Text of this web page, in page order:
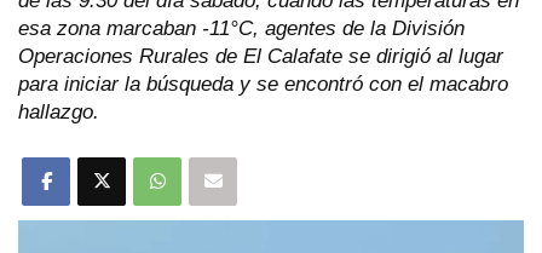
esa zona marcaban -11°C, agentes de la División
Operaciones Rurales de El Calafate se dirigió al lugar
para iniciar la búsqueda y se encontró con el macabro
hallazgo.